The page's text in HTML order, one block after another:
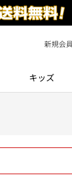
新規会
キッズ